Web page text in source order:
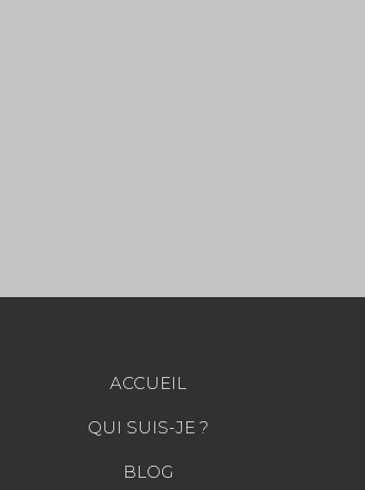
ACCUEIL
QUI SUIS-JE ?
BLOG